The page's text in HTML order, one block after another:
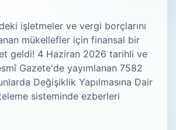
işletmeler ve vergi borçlarını
mükellefler için finansal bir
geldi! 4 Haziran 2026 tarihli ve
Gazete'de yayımlanan 7582
Değişiklik Yapılmasına Dair
sisteminde ezberleri